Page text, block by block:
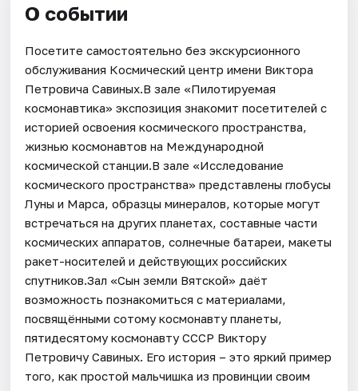
О событии
Посетите самостоятельно без экскурсионного
обслуживания Космический центр имени Виктора
Петровича Савиных.В зале «Пилотируемая
космонавтика» экспозиция знакомит посетителей с
историей освоения космического пространства,
жизнью космонавтов на Международной
космической станции.В зале «Исследование
космического пространства» представлены глобусы
Луны и Марса, образцы минералов, которые могут
встречаться на других планетах, составные части
космических аппаратов, солнечные батареи, макеты
ракет-носителей и действующих российских
спутников.Зал «Сын земли Вятской» даёт
возможность познакомиться с материалами,
посвящёнными сотому космонавту планеты,
пятидесятому космонавту СССР Виктору
Петровичу Савиных. Его история – это яркий пример
того, как простой мальчишка из провинции своим